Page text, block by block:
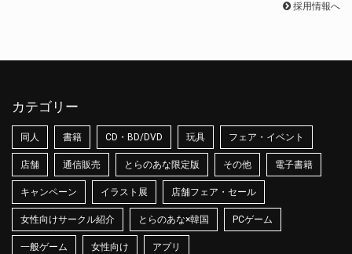
採用情報へ
カテゴリー
同人 書籍 CD・BD/DVD 玩具 フェア・イベント
店舗 通信販売 とらのあな限定版 その他 電子書籍
キャンペーン イラスト展 店舗フェア・セール
女性向けサークル紹介 とらのあな×韓国 PCゲーム
一般ゲーム 女性向け アプリ